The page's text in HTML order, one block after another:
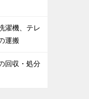
濯機、テレ
運搬
回収・処分